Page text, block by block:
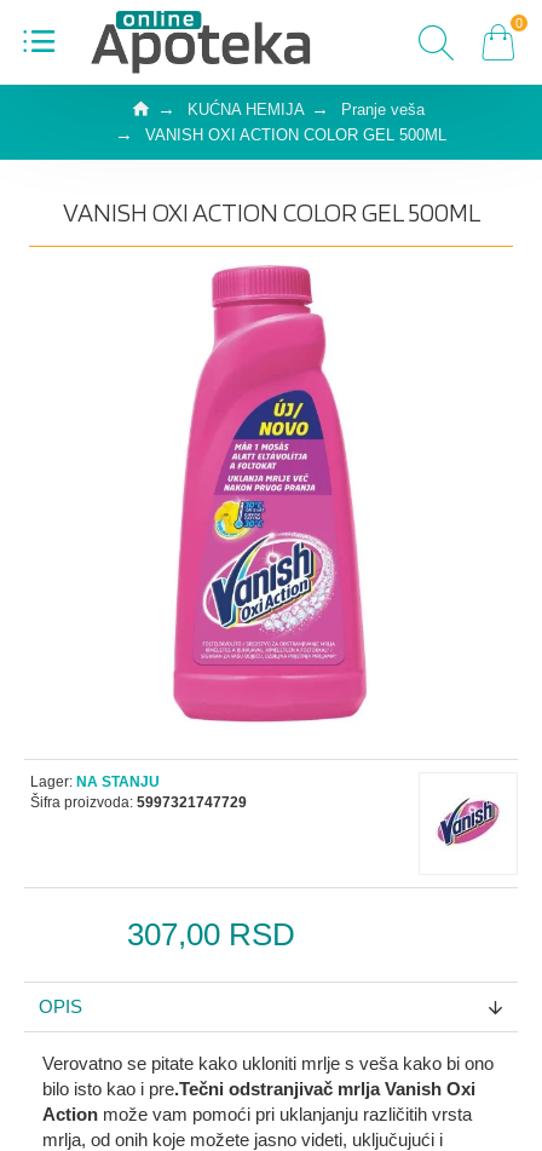
0
KUĆNA HEMIJA
Pranje veša
VANISH OXI ACTION COLOR GEL 500ML
VANISH OXI ACTION COLOR GEL 500ML
307,00 RSD
Lager: NA STANJU
Šifra proizvoda: 5997321747729
OPIS
Verovatno se pitate kako ukloniti mrlje s veša kako bi ono
bilo isto kao i pre.Tečni odstranjivač mrlja Vanish Oxi
Action može vam pomoći pri uklanjanju različitih vrsta
mrlja, od onih koje možete jasno videti, uključujući i